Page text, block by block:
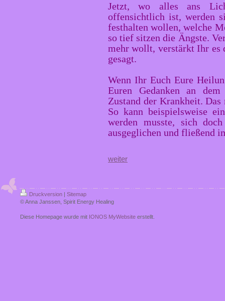
Jetzt, wo alles ans
offensichtlich ist, werden
festhalten wollen, welche
so tief sitzen die Ängste.
mehr wollt, verstärkt Ihr es
gesagt.
Wenn Ihr Euch Eure
Euren Gedanken an
Zustand der Krankheit.
So kann beispielsweise
werden musste, sich
ausgeglichen und fließend
weiter
Druckversion | Sitemap
© Anna Janssen, Spirit Energy Healing
Diese Homepage wurde mit IONOS MyWebsite erstellt.